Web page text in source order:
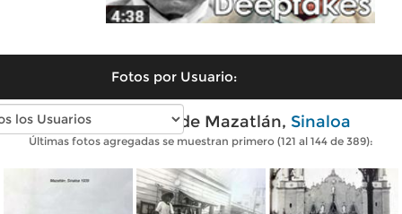
Fotos por Usuario:
Fotos antiguas de Mazatlán, Sinaloa
Últimas fotos agregadas se muestran primero (121 al 144 de 389):